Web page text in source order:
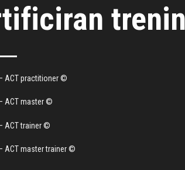
ACT practitioner ©
ACT master ©
ACT trainer ©
ACT master trainer ©